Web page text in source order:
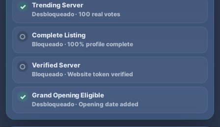
✓ Trending Server
Desbloqueado · 100 real votes
○ Complete Listing
Bloqueado · 100% profile complete
○ Verified Server
Bloqueado · Website token verified
✓ Grand Opening Eligible
Desbloqueado · Opening date added